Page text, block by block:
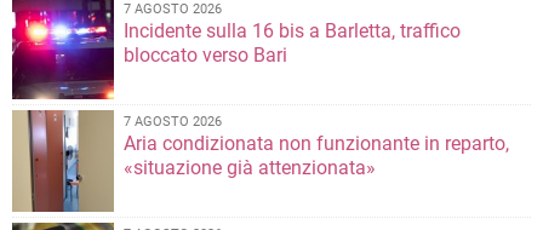
7 AGOSTO 2026
Incidente sulla 16 bis a Barletta, traffico
bloccato verso Bari
7 AGOSTO 2026
Aria condizionata non funzionante in reparto,
«situazione già attenzionata»